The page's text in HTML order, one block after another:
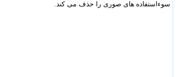
سوءاستفاده های صوری را حذف می کند.